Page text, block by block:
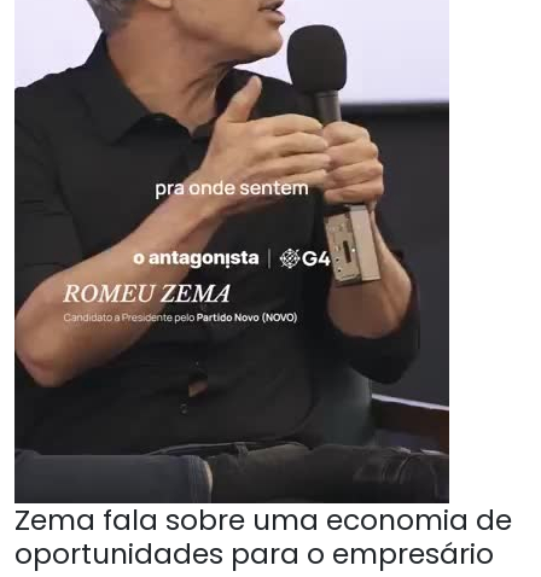
Zema fala sobre uma economia de
oportunidades para o empresário